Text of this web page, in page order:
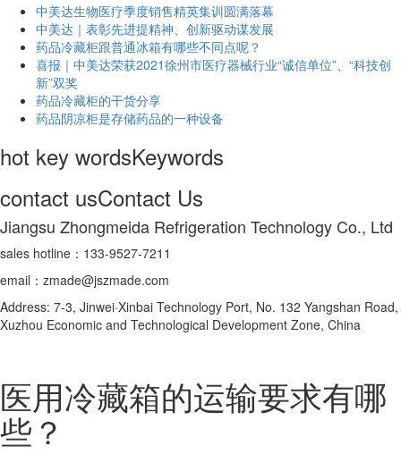
中美达生物医疗季度销售精英集训圆满落幕
中美达｜表彰先进提精神、创新驱动谋发展
药品冷藏柜跟普通冰箱有哪些不同点呢？
喜报｜中美达荣获2021徐州市医疗器械行业“诚信单位”、“科技创
新”双奖
药品冷藏柜的干货分享
药品阴凉柜是存储药品的一种设备
hot key wordsKeywords
contact usContact Us
Jiangsu Zhongmeida Refrigeration Technology Co., Ltd
sales hotline：133-9527-7211
email：zmade@jszmade.com
Address: 7-3, Jinwei·Xinbai Technology Port, No. 132 Yangshan Road,
Xuzhou Economic and Technological Development Zone, China
医用冷藏箱的运输要求有哪
些？